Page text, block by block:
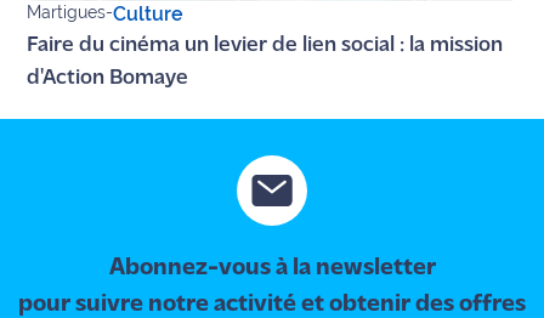
Martigues-Culture
Faire du cinéma un levier de lien social : la mission
d'Action Bomaye
Abonnez-vous à la newsletter
pour suivre notre activité et obtenir des offres